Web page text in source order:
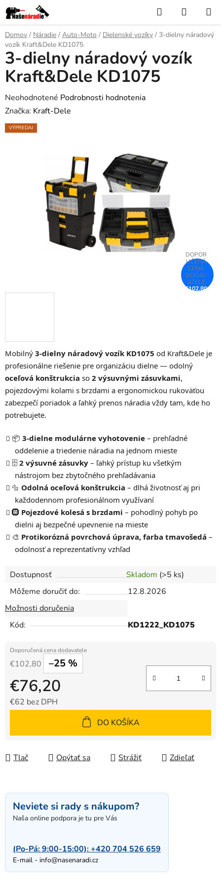
Prejsť
na
obsah
Hľadať
KOŠÍK
Domov / Náradie / Auto-Moto / Dielenské vozíky / 3-dielny náradový
vozík Kraft&Dele KD1075
Mobilný 3-dielny náradový vozík KD1075 od Kraft&Dele je
profesionálne riešenie pre organizáciu dielne — odolný
oceľová konštrukcia so 2 výsuvnými zásuvkami,
pojezdovými kolami s brzdami a ergonomickou rukoväťou
zabezpečí poriadok a ľahký prenos náradia vždy tam, kde ho
potrebujete.
📦 3-dielne modulárne vyhotovenie – prehľadné
oddelenie a triedenie náradia na jednom mieste
🗄️ 2 výsuvné zásuvky – ľahký prístup ku všetkým
nástrojom bez zbytočného prehľadávania
🔩 Odolná oceľová konštrukcia – dlhá životnosť aj pri
každodennom profesionálnom využívaní
🛞 Pojezdové kolesá s brzdami – pohodlný pohyb po
dielni aj bezpečné upevnenie na mieste
🎨 Protikorózná povrchová úprava, farba tmavošedá –
odolnosť a reprezentatívny vzhľad
Dostupnosť Skladom (>5 ks)
Môžeme doručiť do:
12.8.2026
Možnosti doručenia
Kód:
KD1222_KD1075
€102,80 –25 %
€76,20
€62 bez DPH
DO KOŠÍKA
Tlač Opýtať sa Strážiť Zdieľať
3-dielny náradový vozík
Kraft&Dele KD1075
Priemerné
hodnotenie
produktu
hviezdičiek.
Neohodnotené Podrobnosti hodnotenia
Značka: Kraft-Dele
VÝPREDAJ
€102,80
Neviete si rady s nákupom?
Naša online podpora je tu pre Vás
(Po-Pá: 9:00-15:00):+420 704 526 659
E-mail - info@nasenaradi.cz